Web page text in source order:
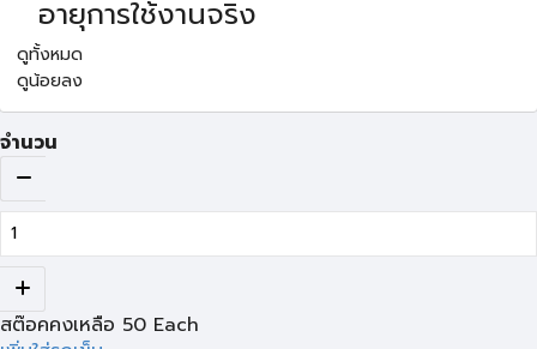
อายุการใช้งานจริง
ดูทั้งหมด
ดูน้อยลง
จำนวน
สต๊อคคงเหลือ 50 Each